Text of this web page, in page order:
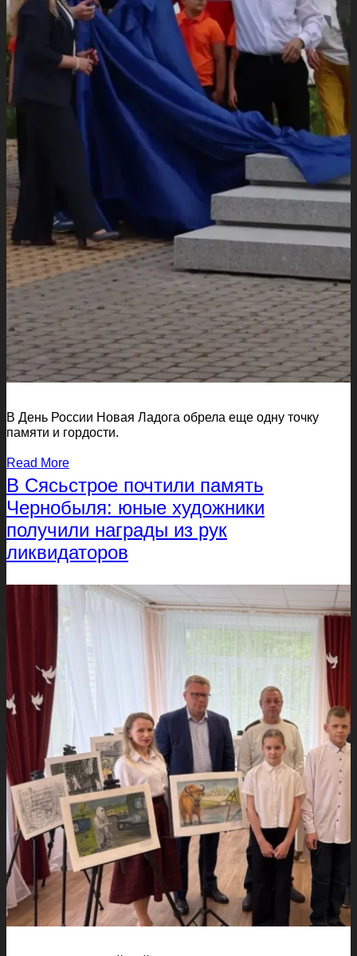
В День России Новая Ладога обрела еще одну точку
памяти и гордости.
Read More
В Сясьстрое почтили память
Чернобыля: юные художники
получили награды из рук
ликвидаторов